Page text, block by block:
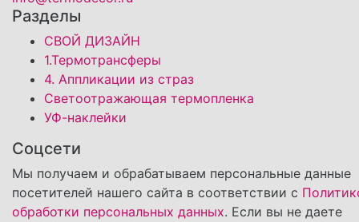
Разделы
СВОЙ ДИЗАЙН
1.Термотрансферы
4. Аппликации из страз
Светоотражающая термопленка
УФ-наклейки
Соцсети
Мы получаем и обрабатываем персональные данные
посетителей нашего сайта в соответствии с
обработки персональных данных. Если вы не даете